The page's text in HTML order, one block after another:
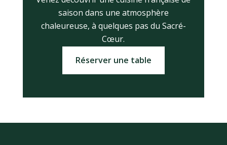
saison dans une atmosphère
chaleureuse, à quelques pas du Sacré-
Cœur.
Réserver une table